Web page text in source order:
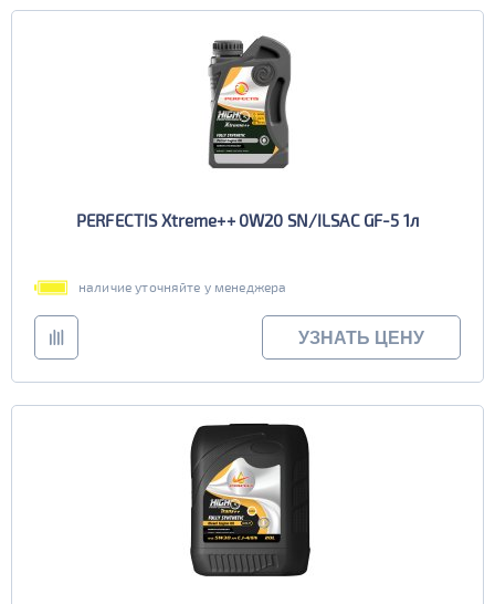
PERFECTIS Xtreme++ 0W20 SN/ILSAC GF-5 1л
наличие уточняйте у менеджера
УЗНАТЬ ЦЕНУ